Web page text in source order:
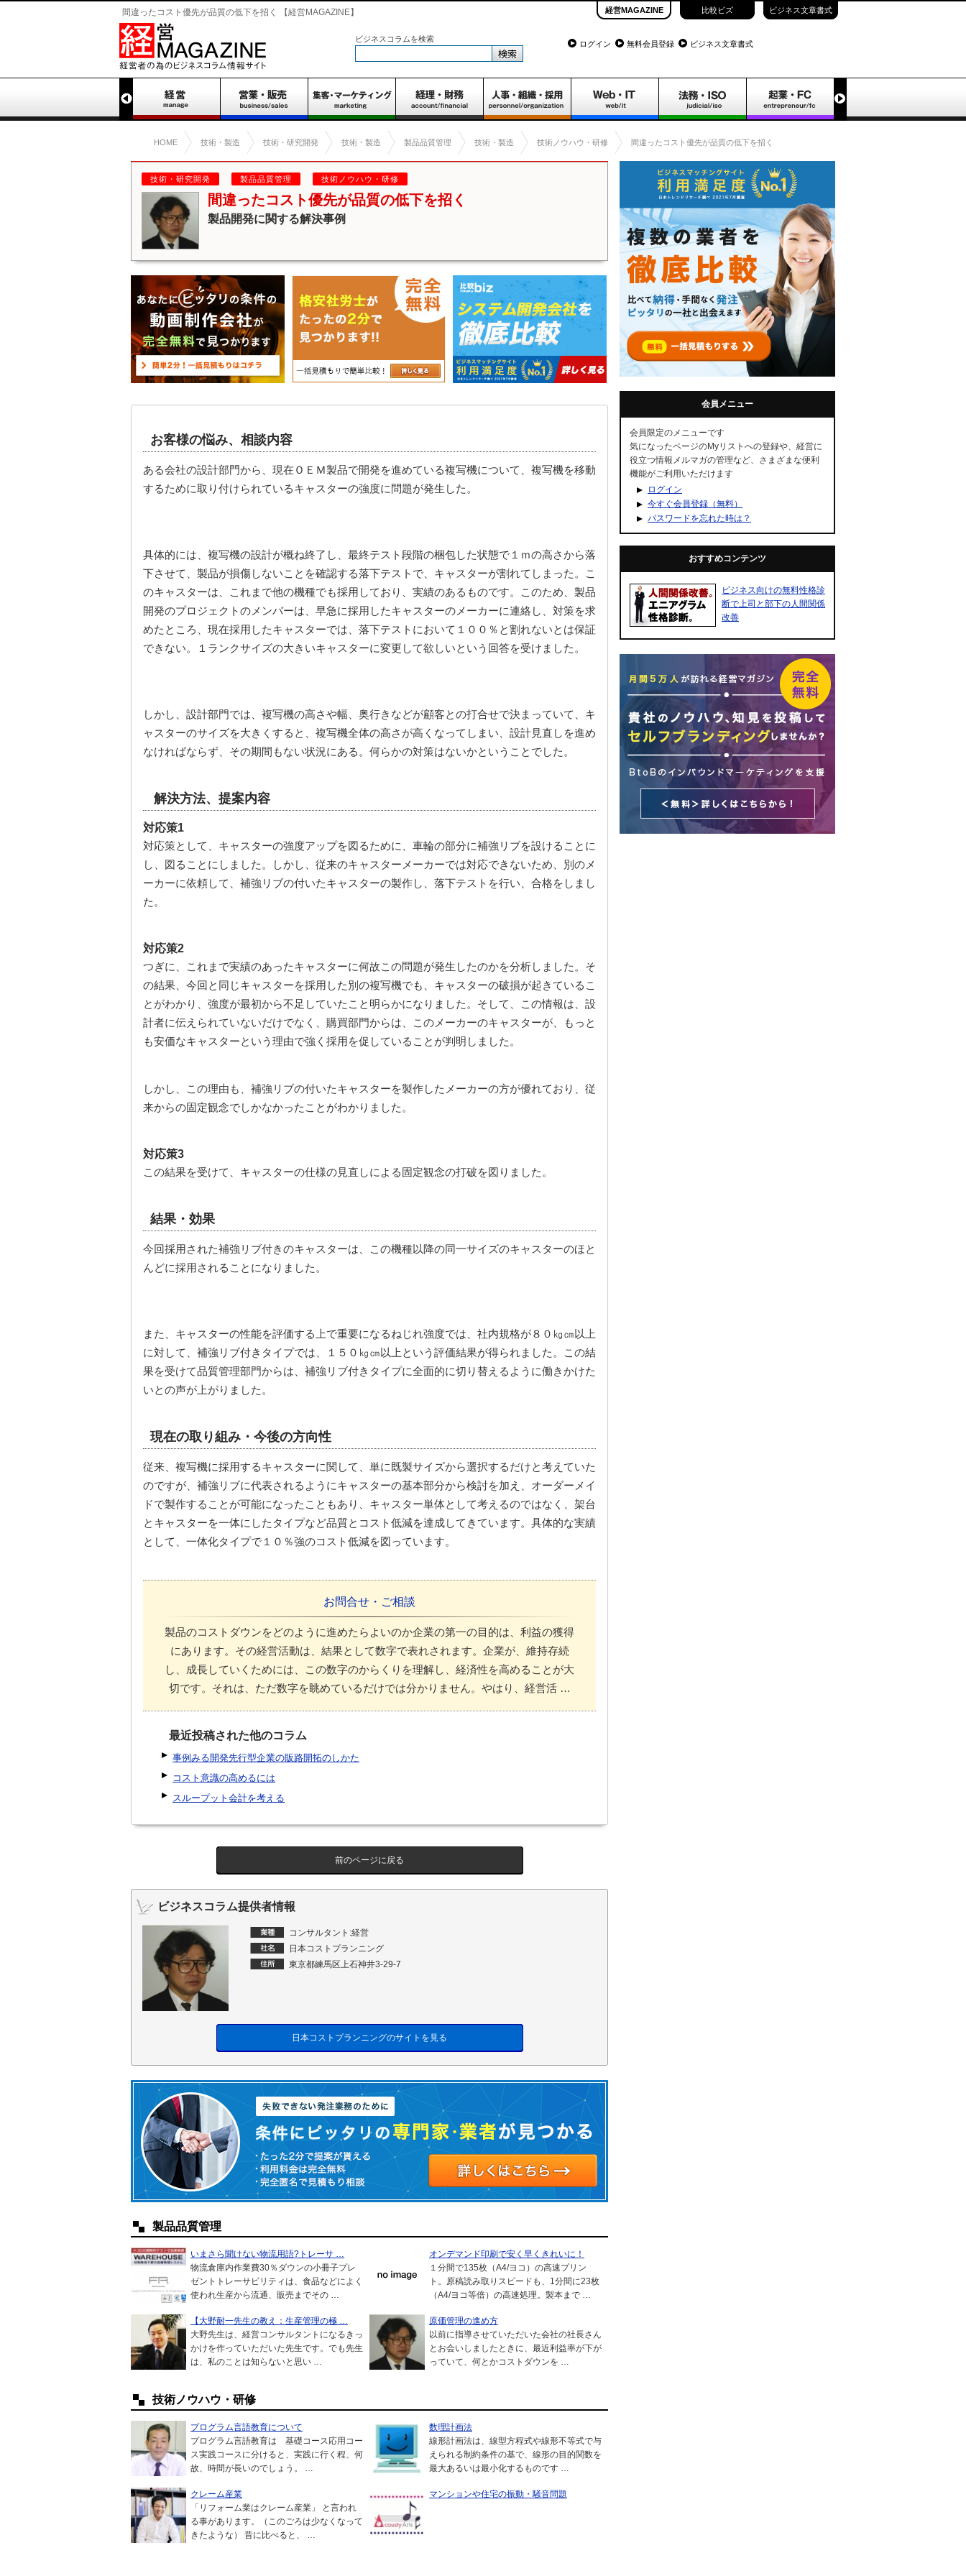
経営MAGAZINE 比較ビズ ビジネス文章書式
間違ったコスト優先が品質の低下を招く 【経営MAGAZINE】
ビジネスコラムを検索
ログイン 無料会員登録 ビジネス文章書式
HOME 技術・製造 技術・研究開発 技術・製造 製品品質管理 技術・製造 技術ノウハウ・研修 間違ったコスト優先が品質の低下を招く
技術・研究開発 製品品質管理 技術ノウハウ・研修
間違ったコスト優先が品質の低下を招く
製品開発に関する解決事例
お客様の悩み、相談内容
ある会社の設計部門から、現在ＯＥＭ製品で開発を進めている複写機について、複写機を移動
するために取り付けられているキャスターの強度に問題が発生した。
具体的には、複写機の設計が概ね終了し、最終テスト段階の梱包した状態で１ｍの高さから落
下させて、製品が損傷しないことを確認する落下テストで、キャスターが割れてしまった。こ
のキャスターは、これまで他の機種でも採用しており、実績のあるものです。このため、製品
開発のプロジェクトのメンバーは、早急に採用したキャスターのメーカーに連絡し、対策を求
めたところ、現在採用したキャスターでは、落下テストにおいて１００％と割れないとは保証
できない。１ランクサイズの大きいキャスターに変更して欲しいという回答を受けました。
しかし、設計部門では、複写機の高さや幅、奥行きなどが顧客との打合せで決まっていて、キ
ャスターのサイズを大きくすると、複写機全体の高さが高くなってしまい、設計見直しを進め
なければならず、その期間もない状況にある。何らかの対策はないかということでした。
解決方法、提案内容
対応策1
対応策として、キャスターの強度アップを図るために、車輪の部分に補強リブを設けることに
し、図ることにしました。しかし、従来のキャスターメーカーでは対応できないため、別のメ
ーカーに依頼して、補強リブの付いたキャスターの製作し、落下テストを行い、合格をしまし
た。
対応策2
つぎに、これまで実績のあったキャスターに何故この問題が発生したのかを分析しました。そ
の結果、今回と同じキャスターを採用した別の複写機でも、キャスターの破損が起きているこ
とがわかり、強度が最初から不足していたこと明らかになりました。そして、この情報は、設
計者に伝えられていないだけでなく、購買部門からは、このメーカーのキャスターが、もっと
も安価なキャスターという理由で強く採用を促していることが判明しました。
しかし、この理由も、補強リブの付いたキャスターを製作したメーカーの方が優れており、従
来からの固定観念でしかなかったことがわかりました。
対応策3
この結果を受けて、キャスターの仕様の見直しによる固定観念の打破を図りました。
結果・効果
今回採用された補強リブ付きのキャスターは、この機種以降の同一サイズのキャスターのほと
んどに採用されることになりました。
また、キャスターの性能を評価する上で重要になるねじれ強度では、社内規格が８０㎏㎝以上
に対して、補強リブ付きタイプでは、１５０㎏㎝以上という評価結果が得られました。この結
果を受けて品質管理部門からは、補強リブ付きタイプに全面的に切り替えるように働きかけた
いとの声が上がりました。
現在の取り組み・今後の方向性
従来、複写機に採用するキャスターに関して、単に既製サイズから選択するだけと考えていた
のですが、補強リブに代表されるようにキャスターの基本部分から検討を加え、オーダーメイ
ドで製作することが可能になったこともあり、キャスター単体として考えるのではなく、架台
とキャスターを一体にしたタイプなど品質とコスト低減を達成してきています。具体的な実績
として、一体化タイプで１０％強のコスト低減を図っています。
お問合せ・ご相談
製品のコストダウンをどのように進めたらよいのか企業の第一の目的は、利益の獲得
にあります。その経営活動は、結果として数字で表れされます。企業が、維持存続
し、成長していくためには、この数字のからくりを理解し、経済性を高めることが大
切です。それは、ただ数字を眺めているだけでは分かりません。やはり、経営活 …
最近投稿された他のコラム
事例みる開発先行型企業の販路開拓のしかた
コスト意識の高めるには
スループット会計を考える
前のページに戻る
ビジネスコラム提供者情報
コンサルタント:経営
日本コストプランニング
東京都練馬区上石神井3-29-7
日本コストプランニングのサイトを見る
製品品質管理
いまさら聞けない物流用語?トレーサ …
物流倉庫内作業費30％ダウンの小冊子プレ
ゼントトレーサビリティは、食品などによく
使われ生産から流通、販売までその …
オンデマンド印刷で安く早くきれいに！
１分間で135枚（A4/ヨコ）の高速プリン
ト。原稿読み取りスピードも、1分間に23枚
（A4/ヨコ等倍）の高速処理。製本まで …
【大野耐一先生の教え：生産管理の極 …
大野先生は、経営コンサルタントになるきっ
かけを作っていただいた先生です。でも先生
は、私のことは知らないと思い …
原価管理の進め方
以前に指導させていただいた会社の社長さん
とお会いしましたときに、最近利益率が下が
っていて、何とかコストダウンを …
技術ノウハウ・研修
プログラム言語教育について
プログラム言語教育は 基礎コース応用コー
ス実践コースに分けると、実践に行く程、何
故、時間が長いのでしょう。 …
数理計画法
線形計画法は、線型方程式や線形不等式で与
えられる制約条件の基で、線形の目的関数を
最大あるいは最小化するものです …
クレーム産業
「リフォーム業はクレーム産業」 と言われ
る事があります。（このごろは少なくなって
きたような） 昔に比べると、 …
マンションや住宅の振動・騒音問題
会員メニュー
会員限定のメニューです
気になったページのMyリストへの登録や、経営に
役立つ情報メルマガの管理など、さまざまな便利
機能がご利用いただけます
ログイン
今すぐ会員登録（無料）
パスワードを忘れた時は？
おすすめコンテンツ
ビジネス向けの無料性格診
断で上司と部下の人間関係
改善